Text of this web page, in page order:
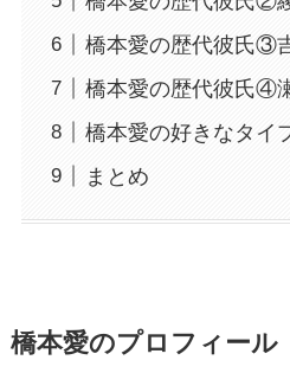
橋本愛の歴代彼氏③
橋本愛の歴代彼氏④
橋本愛の好きなタイ
まとめ
橋本愛のプロフィール